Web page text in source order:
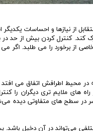
از نیازها و احساسات
کند. کنترل کردن بیش از حد
از برخورد را می طلبد. اگر می
در محیط اطرافش اتفاق می
ملایم تری دیگران را
در سطح های متفاوتی دیده
می‌تواند در آن دخیل باشد.